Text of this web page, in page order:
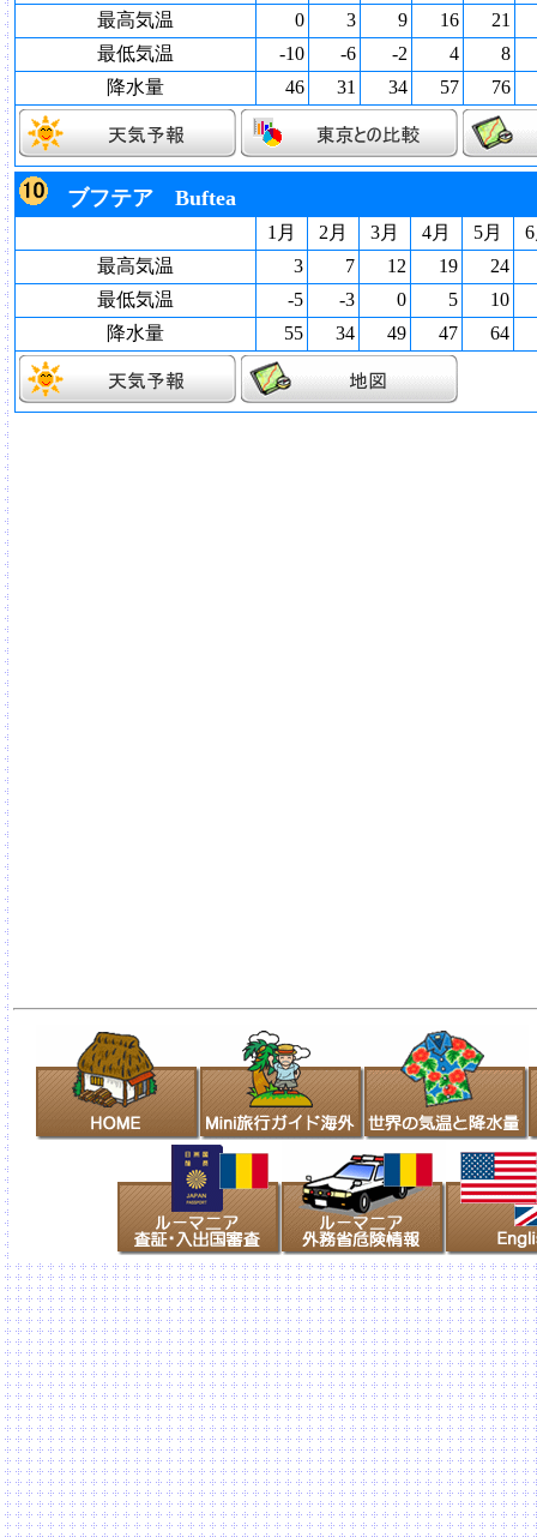
最高気温 0 3 9 16
21
最低気温
-10 -6 -2 4
8
降水量
46 31 34 57 76
ブフテア Buftea
1月 2月 3月 4月 5月
最高気温
3 7 12 19
24
最低気温
-5 -3 0 5
10
降水量
55 34 49 47 64